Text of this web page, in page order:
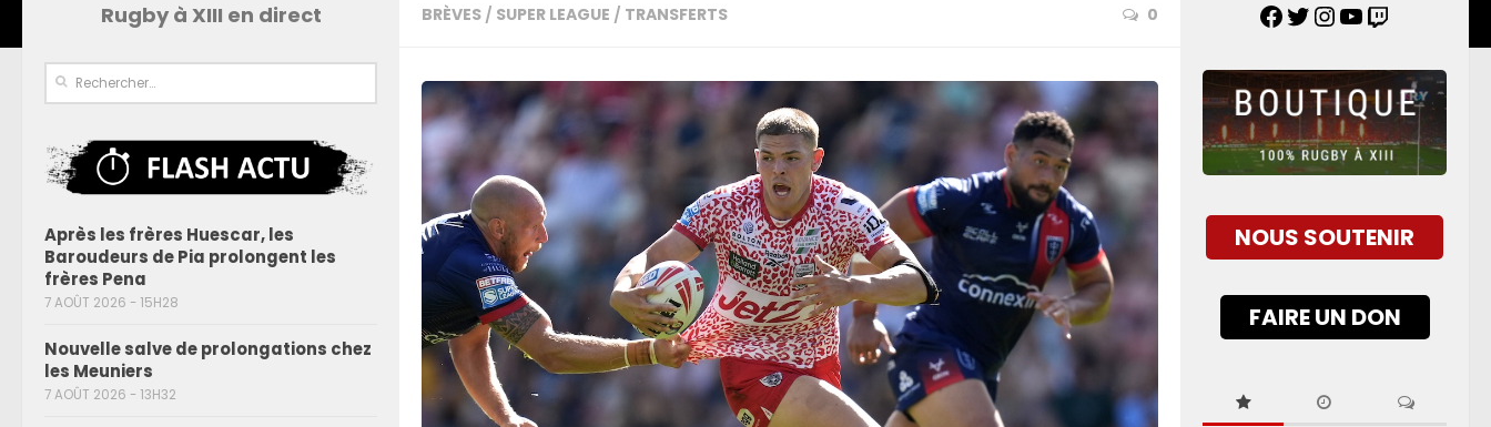
BRÈVES / SUPER LEAGUE / TRANSFERTS 0
Rugby à XIII en direct
Après les frères Huescar, les
Baroudeurs de Pia prolongent les
frères Pena
7 AOÛT 2026 - 15H28
Nouvelle salve de prolongations chez
les Meuniers
7 AOÛT 2026 - 13H32
NOUS SOUTENIR
FAIRE UN DON